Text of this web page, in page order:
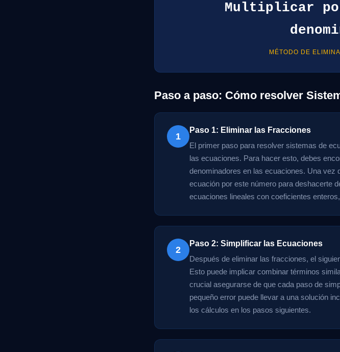
Multiplicar
MÉTODO DE
Paso a paso: Cómo resolver
1
Paso 1: Eliminar las Fracciones
El primer paso para resolver sistemas de
las ecuaciones. Para hacer esto, debes
denominadores en las ecuaciones. Una vez
ecuación por este número para deshacerte
ecuaciones lineales con coeficientes
2
Paso 2: Simplificar las Ecuaciones
Después de eliminar las fracciones, el
Esto puede implicar combinar términos
crucial asegurarse de que cada paso de
pequeño error puede llevar a una solución
los cálculos en los pasos siguientes.